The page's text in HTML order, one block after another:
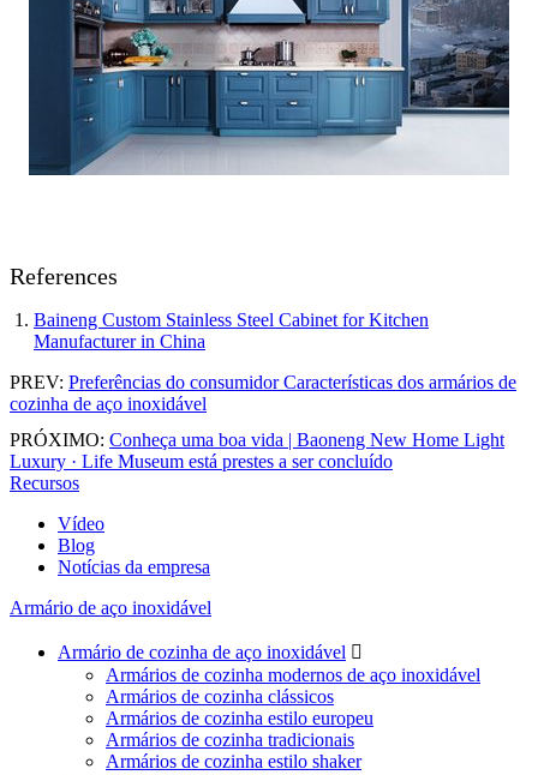
References
Baineng Custom Stainless Steel Cabinet for Kitchen
Manufacturer in China
PREV: Preferências do consumidor Características dos armários de
cozinha de aço inoxidável
PRÓXIMO: Conheça uma boa vida | Baoneng New Home Light
Luxury · Life Museum está prestes a ser concluído
Recursos
Vídeo
Blog
Notícias da empresa
Armário de aço inoxidável
Armário de cozinha de aço inoxidável 
Armários de cozinha modernos de aço inoxidável
Armários de cozinha clássicos
Armários de cozinha estilo europeu
Armários de cozinha tradicionais
Armários de cozinha estilo shaker